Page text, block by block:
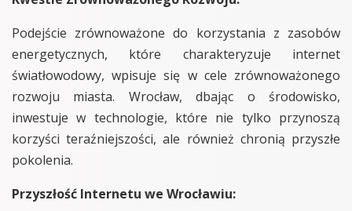
Podejście zrównoważone do korzystania z zasobów
energetycznych, które charakteryzuje internet
światłowodowy, wpisuje się w cele zrównoważonego
rozwoju miasta. Wrocław, dbając o środowisko,
inwestuje w technologie, które nie tylko przynoszą
korzyści teraźniejszości, ale również chronią przyszłe
pokolenia.
Przyszłość Internetu we Wrocławiu: